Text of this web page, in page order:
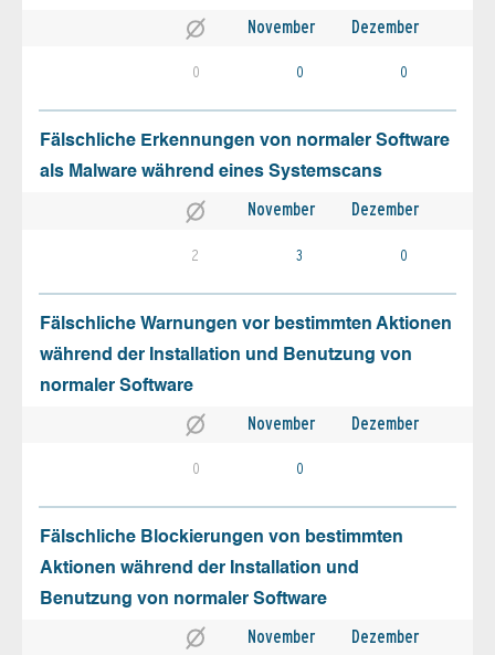
November Dezember
0 0 0
Fälschliche Erkennungen von normaler Software
als Malware während eines Systemscans
November Dezember
2 3 0
Fälschliche Warnungen vor bestimmten Aktionen
während der Installation und Benutzung von
normaler Software
November Dezember
0 0
Fälschliche Blockierungen von bestimmten
Aktionen während der Installation und
Benutzung von normaler Software
November Dezember